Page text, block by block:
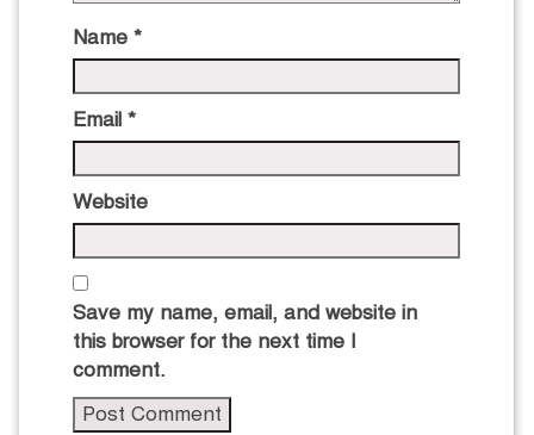
Name *
Email *
Website
Save my name, email, and website in
this browser for the next time I
comment.